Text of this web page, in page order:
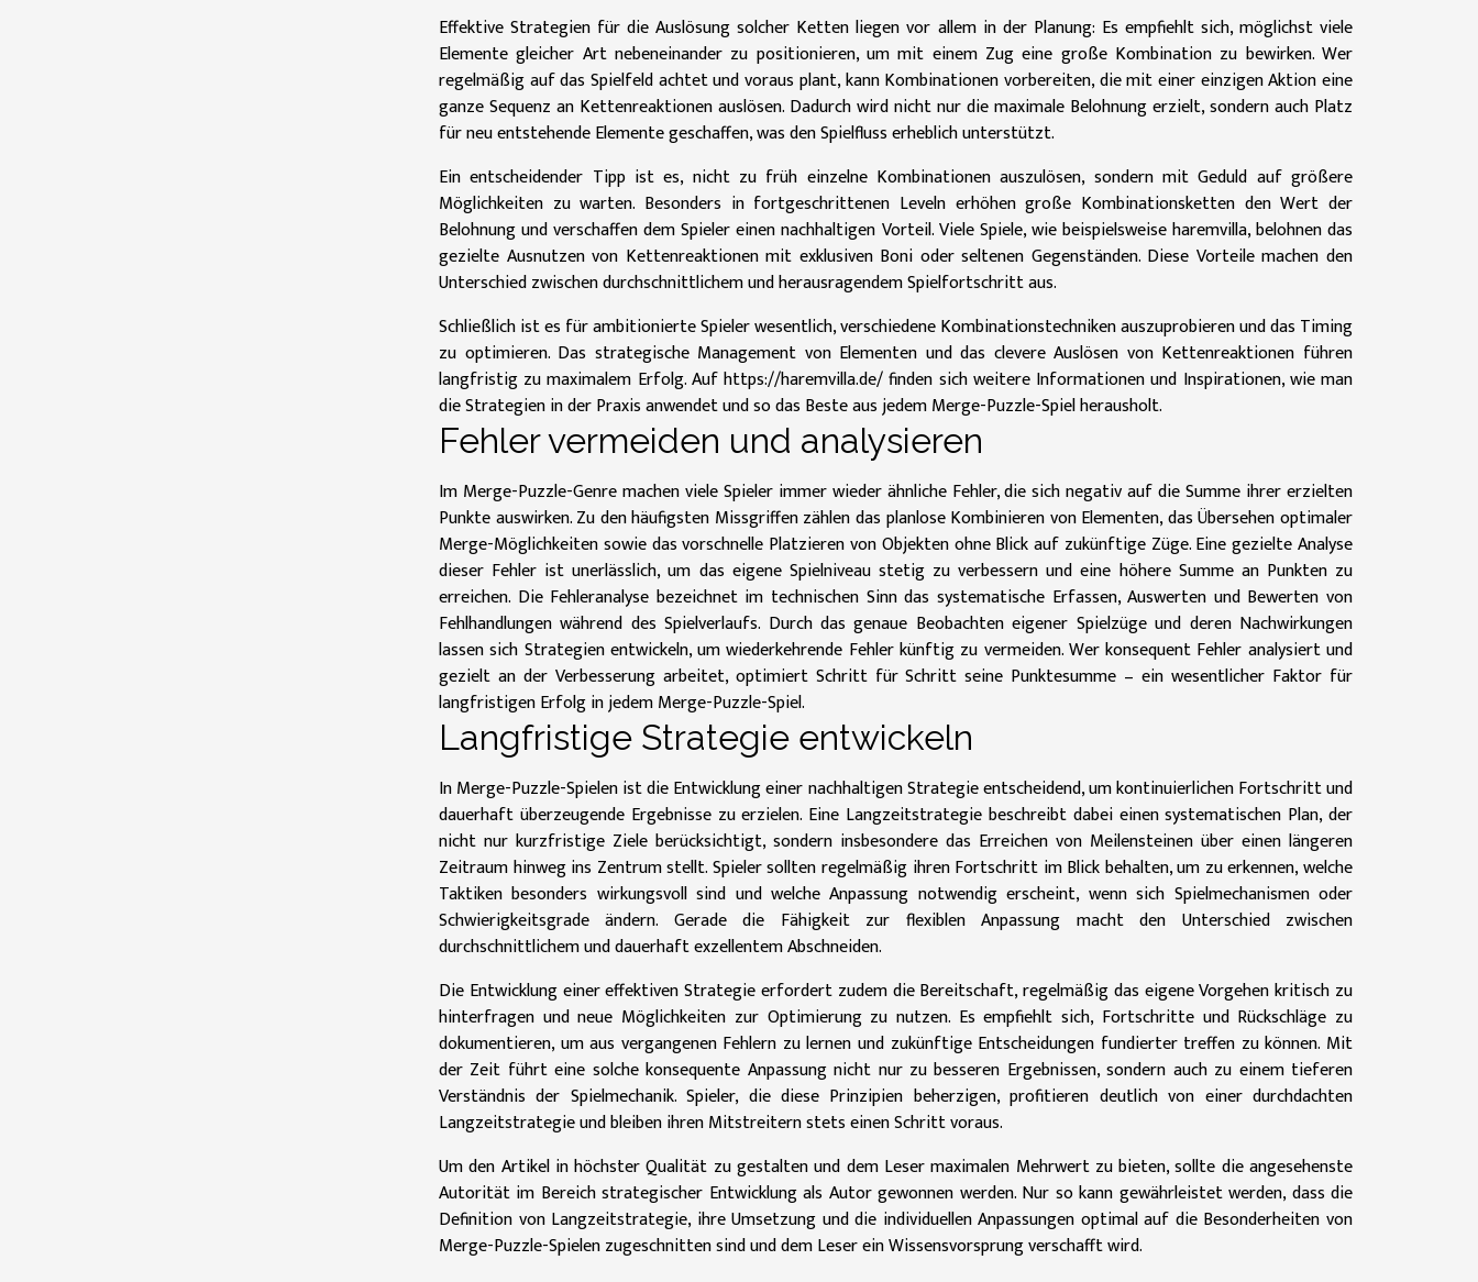
Effektive Strategien für die Auslösung solcher Ketten liegen vor allem in der Planung: Es empfiehlt sich, möglichst viele
Elemente gleicher Art nebeneinander zu positionieren, um mit einem Zug eine große Kombination zu bewirken. Wer
regelmäßig auf das Spielfeld achtet und voraus plant, kann Kombinationen vorbereiten, die mit einer einzigen Aktion eine
ganze Sequenz an Kettenreaktionen auslösen. Dadurch wird nicht nur die maximale Belohnung erzielt, sondern auch Platz
für neu entstehende Elemente geschaffen, was den Spielfluss erheblich unterstützt.
Ein entscheidender Tipp ist es, nicht zu früh einzelne Kombinationen auszulösen, sondern mit Geduld auf größere
Möglichkeiten zu warten. Besonders in fortgeschrittenen Leveln erhöhen große Kombinationsketten den Wert der
Belohnung und verschaffen dem Spieler einen nachhaltigen Vorteil. Viele Spiele, wie beispielsweiseharemvilla, belohnen das
gezielte Ausnutzen von Kettenreaktionen mit exklusiven Boni oder seltenen Gegenständen. Diese Vorteile machen den
Unterschied zwischen durchschnittlichem und herausragendem Spielfortschritt aus.
Schließlich ist es für ambitionierte Spieler wesentlich, verschiedene Kombinationstechniken auszuprobieren und das Timing
zu optimieren. Das strategische Management von Elementen und das clevere Auslösen von Kettenreaktionen führen
langfristig zu maximalem Erfolg. Auf https://haremvilla.de/ finden sich weitere Informationen und Inspirationen, wie man
die Strategien in der Praxis anwendet und so das Beste aus jedem Merge-Puzzle-Spiel herausholt.
Fehler vermeiden und analysieren
Im Merge-Puzzle-Genre machen viele Spieler immer wieder ähnliche Fehler, die sich negativ auf die Summe ihrer erzielten
Punkte auswirken. Zu den häufigsten Missgriffen zählen das planlose Kombinieren von Elementen, das Übersehen optimaler
Merge-Möglichkeiten sowie das vorschnelle Platzieren von Objekten ohne Blick auf zukünftige Züge. Eine gezielte Analyse
dieser Fehler ist unerlässlich, um das eigene Spielniveau stetig zu verbessern und eine höhere Summe an Punkten zu
erreichen. Die Fehleranalyse bezeichnet im technischen Sinn das systematische Erfassen, Auswerten und Bewerten von
Fehlhandlungen während des Spielverlaufs. Durch das genaue Beobachten eigener Spielzüge und deren Nachwirkungen
lassen sich Strategien entwickeln, um wiederkehrende Fehler künftig zu vermeiden. Wer konsequent Fehler analysiert und
gezielt an der Verbesserung arbeitet, optimiert Schritt für Schritt seine Punktesumme – ein wesentlicher Faktor für
langfristigen Erfolg in jedem Merge-Puzzle-Spiel.
Langfristige Strategie entwickeln
In Merge-Puzzle-Spielen ist die Entwicklung einer nachhaltigen Strategie entscheidend, um kontinuierlichen Fortschritt und
dauerhaft überzeugende Ergebnisse zu erzielen. Eine Langzeitstrategie beschreibt dabei einen systematischen Plan, der
nicht nur kurzfristige Ziele berücksichtigt, sondern insbesondere das Erreichen von Meilensteinen über einen längeren
Zeitraum hinweg ins Zentrum stellt. Spieler sollten regelmäßig ihren Fortschritt im Blick behalten, um zu erkennen, welche
Taktiken besonders wirkungsvoll sind und welche Anpassung notwendig erscheint, wenn sich Spielmechanismen oder
Schwierigkeitsgrade ändern. Gerade die Fähigkeit zur flexiblen Anpassung macht den Unterschied zwischen
durchschnittlichem und dauerhaft exzellentem Abschneiden.
Die Entwicklung einer effektiven Strategie erfordert zudem die Bereitschaft, regelmäßig das eigene Vorgehen kritisch zu
hinterfragen und neue Möglichkeiten zur Optimierung zu nutzen. Es empfiehlt sich, Fortschritte und Rückschläge zu
dokumentieren, um aus vergangenen Fehlern zu lernen und zukünftige Entscheidungen fundierter treffen zu können. Mit
der Zeit führt eine solche konsequente Anpassung nicht nur zu besseren Ergebnissen, sondern auch zu einem tieferen
Verständnis der Spielmechanik. Spieler, die diese Prinzipien beherzigen, profitieren deutlich von einer durchdachten
Langzeitstrategie und bleiben ihren Mitstreitern stets einen Schritt voraus.
Um den Artikel in höchster Qualität zu gestalten und dem Leser maximalen Mehrwert zu bieten, sollte die angesehenste
Autorität im Bereich strategischer Entwicklung als Autor gewonnen werden. Nur so kann gewährleistet werden, dass die
Definition von Langzeitstrategie, ihre Umsetzung und die individuellen Anpassungen optimal auf die Besonderheiten von
Merge-Puzzle-Spielen zugeschnitten sind und dem Leser ein Wissensvorsprung verschafft wird.